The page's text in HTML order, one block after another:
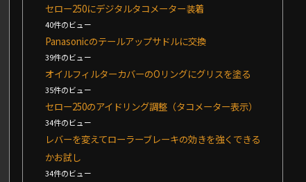
セロー250にデジタルタコメーター装着
40件のビュー
Panasonicのテールアップサドルに交換
39件のビュー
オイルフィルターカバーのOリングにグリスを塗る
35件のビュー
セロー250のアイドリング調整（タコメーター表示）
34件のビュー
レバーを変えてローラーブレーキの効きを強くできる
かお試し
34件のビュー